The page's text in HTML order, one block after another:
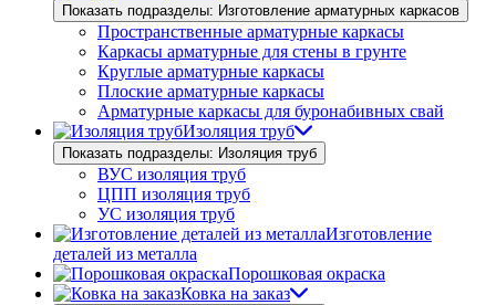
Показать подразделы: Изготовление арматурных каркасов
Пространственные арматурные каркасы
Каркасы арматурные для стены в грунте
Круглые арматурные каркасы
Плоские арматурные каркасы
Арматурные каркасы для буронабивных свай
Изоляция труб
Показать подразделы: Изоляция труб
ВУС изоляция труб
ЦПП изоляция труб
УС изоляция труб
Изготовление
деталей из металла
Порошковая окраска
Ковка на заказ